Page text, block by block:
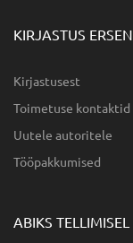
KIRJASTUS ERSEN
Kirjastusest
Toimetuse kontaktid
Uutele autoritele
Tööpakkumised
ABIKS TELLIMISEL